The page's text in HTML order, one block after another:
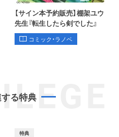
【サイン本予約販売】棚架ユウ
先生『転生したら剣でした』
コミック・ラノベ
る特典
特典